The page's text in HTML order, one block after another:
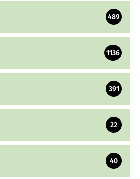
489
1136
391
22
40